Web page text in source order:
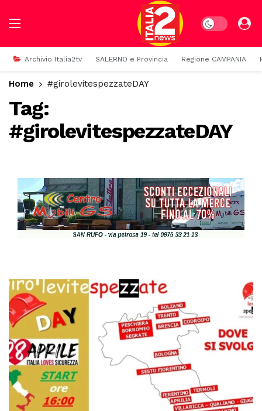
Dark mode
Archivio Italia2tv SALERNO e Provincia Regione CAMPANIA
Home #girolevitespezzateDAY
Tag:
#girolevitespezzateDAY